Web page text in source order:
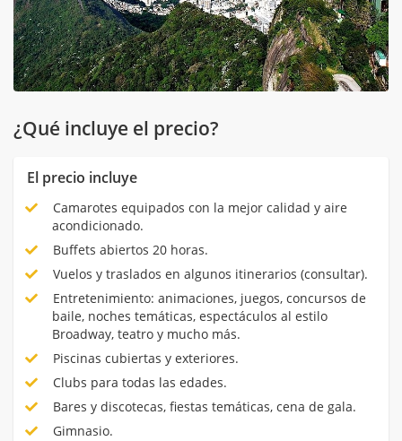
¿Qué incluye el precio?
El precio incluye
Camarotes equipados con la mejor calidad y aire
acondicionado.
Buffets abiertos 20 horas.
Vuelos y traslados en algunos itinerarios (consultar).
Entretenimiento: animaciones, juegos, concursos de
baile, noches temáticas, espectáculos al estilo
Broadway, teatro y mucho más.
Piscinas cubiertas y exteriores.
Clubs para todas las edades.
Bares y discotecas, fiestas temáticas, cena de gala.
Gimnasio.